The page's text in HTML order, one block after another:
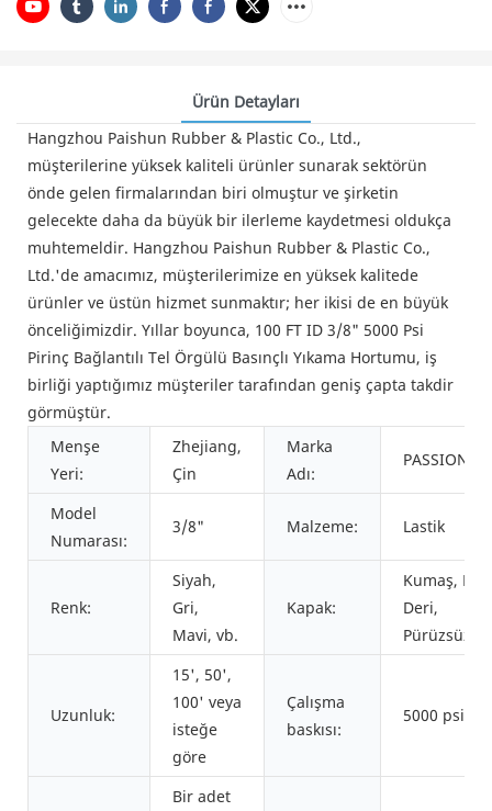
Ürün Detayları
Hangzhou Paishun Rubber & Plastic Co., Ltd.,
müşterilerine yüksek kaliteli ürünler sunarak sektörün
önde gelen firmalarından biri olmuştur ve şirketin
gelecekte daha da büyük bir ilerleme kaydetmesi oldukça
muhtemeldir. Hangzhou Paishun Rubber & Plastic Co.,
Ltd.'de amacımız, müşterilerimize en yüksek kalitede
ürünler ve üstün hizmet sunmaktır; her ikisi de en büyük
önceliğimizdir. Yıllar boyunca, 100 FT ID 3/8" 5000 Psi
Pirinç Bağlantılı Tel Örgülü Basınçlı Yıkama Hortumu, iş
birliği yaptığımız müşteriler tarafından geniş çapta takdir
görmüştür.
Menşe
Yeri:
Zhejiang,
Çin
Marka
Adı:
PASSION
Model
Numarası:
3/8" Malzeme: Lastik
Renk:
Siyah,
Gri,
Mavi, vb.
Kapak:
Kumaş,
Deri,
Pürüzsüz
Uzunluk:
15', 50',
100' veya
isteğe
göre
Çalışma
baskısı:
5000 psi
Bir adet